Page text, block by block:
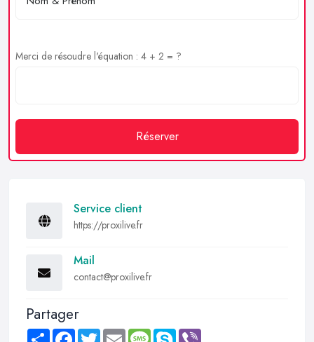
Merci de résoudre l'équation : 4 + 2 = ?
Réserver
Service client
https://proxilive.fr
Mail
contact@proxilive.fr
Partager
Share FacebookTwitter Email MessageSkype